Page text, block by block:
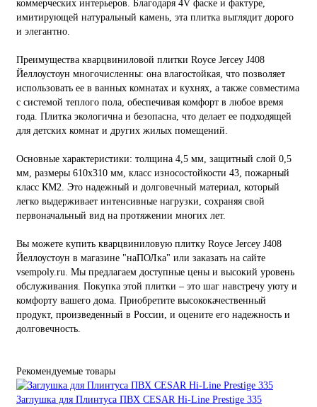
коммерческих интерьеров. Благодаря 4V фаске и фактуре,
имитирующей натуральный камень, эта плитка выглядит дорого
и элегантно.
Преимущества кварцвиниловой плитки Royce Jercey J408
Йеллоустоун многочисленны: она влагостойкая, что позволяет
использовать ее в ванных комнатах и кухнях, а также совместима
с системой теплого пола, обеспечивая комфорт в любое время
года. Плитка экологична и безопасна, что делает ее подходящей
для детских комнат и других жилых помещений.
Основные характеристики: толщина 4,5 мм, защитный слой 0,5
мм, размеры 610x310 мм, класс износостойкости 43, пожарный
класс КМ2. Это надежный и долговечный материал, который
легко выдерживает интенсивные нагрузки, сохраняя свой
первоначальный вид на протяжении многих лет.
Вы можете купить кварцвиниловую плитку Royce Jercey J408
Йеллоустоун в магазине "наПОЛка" или заказать на сайте
vsempoly.ru. Мы предлагаем доступные цены и высокий уровень
обслуживания. Покупка этой плитки – это шаг навстречу уюту и
комфорту вашего дома. Приобретите высококачественный
продукт, произведенный в России, и оцените его надежность и
долговечность.
Рекомендуемые товары
Заглушка для Плинтуса ПВХ CESAR Hi-Line Prestige 335